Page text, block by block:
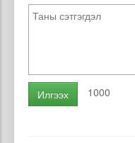
Илгээх 1000